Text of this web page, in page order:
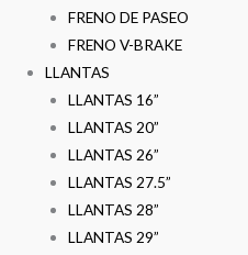
FRENO DE PASEO
FRENO V-BRAKE
LLANTAS
LLANTAS 16”
LLANTAS 20”
LLANTAS 26”
LLANTAS 27.5”
LLANTAS 28”
LLANTAS 29”